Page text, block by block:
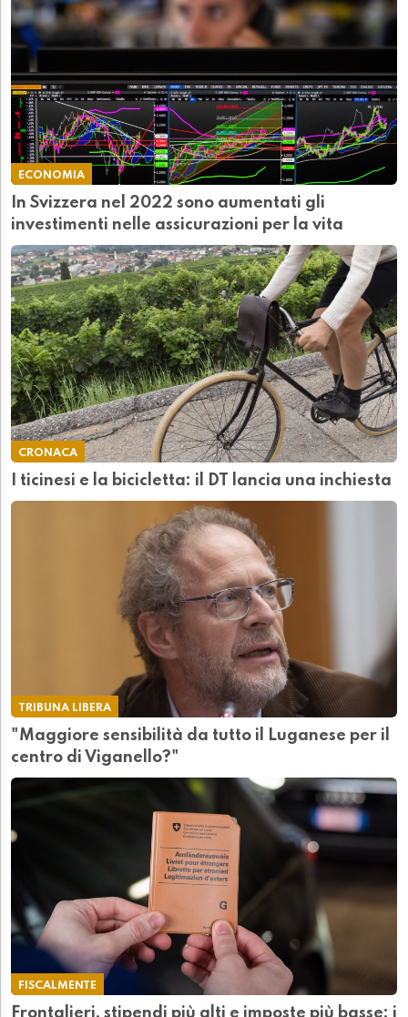
ECONOMIA
In Svizzera nel 2022 sono aumentati gli
investimenti nelle assicurazioni per la vita
CRONACA
I ticinesi e la bicicletta: il DT lancia una inchiesta
TRIBUNA LIBERA
"Maggiore sensibilità da tutto il Luganese per il
centro di Viganello?"
FISCALMENTE
Frontalieri, stipendi più alti e imposte più basse: i